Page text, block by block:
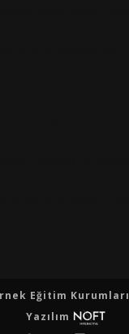
Eğitim Kurumları
Yazılım